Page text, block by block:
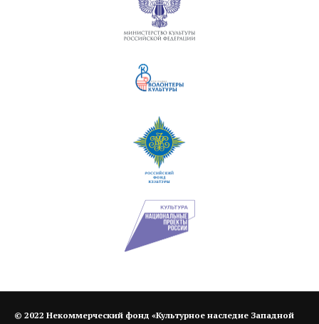
© 2022 Некоммерческий фонд «Культурное наследие Западной